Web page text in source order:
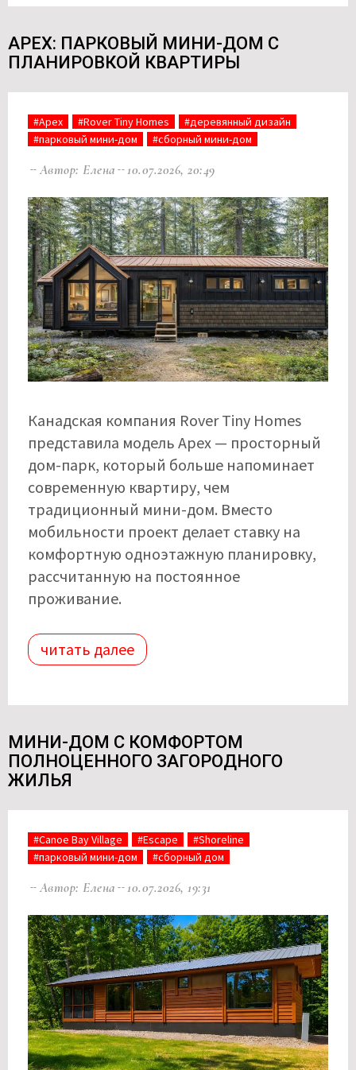
APEX: ПАРКОВЫЙ МИНИ-ДОМ С
ПЛАНИРОВКОЙ КВАРТИРЫ
#Apex #Rover Tiny Homes
#деревянный дизайн
#парковый мини-дом
#сборный мини-дом
Автор: Елена 10.07.2026, 20:49
Канадская компания Rover Tiny Homes
представила модель Apex — просторный
дом-парк, который больше напоминает
современную квартиру, чем
традиционный мини-дом. Вместо
мобильности проект делает ставку на
комфортную одноэтажную планировку,
рассчитанную на постоянное
проживание.
читать далее
МИНИ-ДОМ С КОМФОРТОМ
ПОЛНОЦЕННОГО ЗАГОРОДНОГО
ЖИЛЬЯ
#Canoe Bay Village #Escape
#Shoreline
#парковый мини-дом
#сборный дом
Автор: Елена 10.07.2026, 19:31